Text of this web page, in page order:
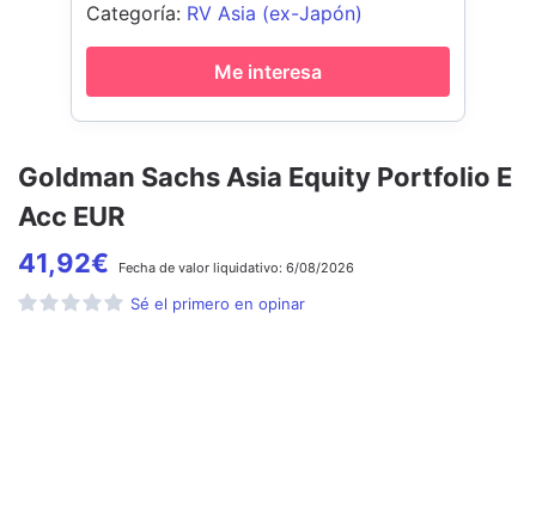
Goldman Sachs Asia Equity Portfolio E
Acc EUR
41,92€ Fecha de valor liquidativo: 6/08/2026
Sé el primero en opinar
Management B.V.
Categoría: RV Asia (ex-Japón)
Me interesa